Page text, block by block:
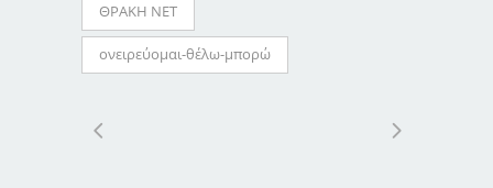
ΘΡΑΚΗ ΝΕΤ
ονειρεύομαι-θέλω-μπορώ